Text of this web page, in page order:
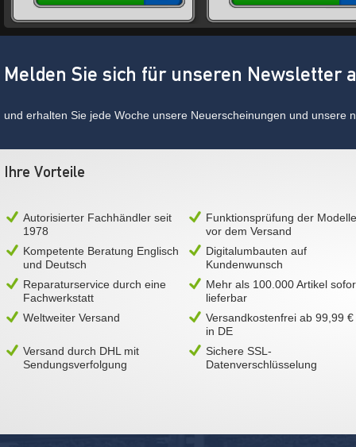
Melden Sie sich für unseren Newsletter
und erhalten Sie jede Woche unsere Neuerscheinungen und unsere
Ihre Vorteile
Autorisierter Fachhändler seit
1978
Funktionsprüfung der Modelle
vor dem Versand
Kompetente Beratung Englisch
und Deutsch
Digitalumbauten auf
Kundenwunsch
Reparaturservice durch eine
Fachwerkstatt
Mehr als 100.000 Artikel
lieferbar
Weltweiter Versand
Versandkostenfrei ab 99,99 €
in DE
Versand durch DHL mit
Sendungsverfolgung
Sichere SSL-
Datenverschlüsselung